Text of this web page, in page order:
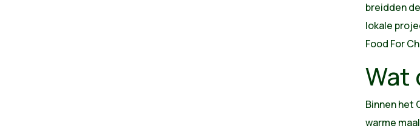
breidden
lokale
Food For
Wat
Binnen het
warme